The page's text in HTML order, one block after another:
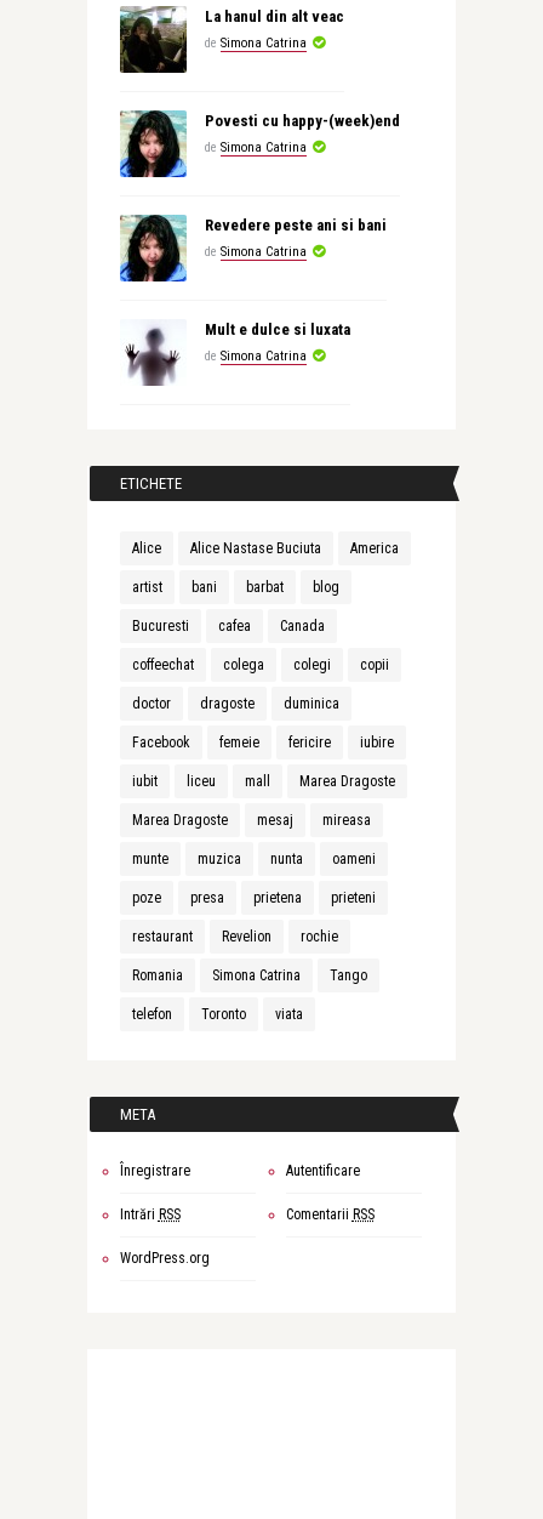
La hanul din alt veac
de Simona Catrina
Povesti cu happy-(week)end
de Simona Catrina
Revedere peste ani si bani
de Simona Catrina
Mult e dulce si luxata
de Simona Catrina
ETICHETE
Alice Alice Nastase Buciuta America
artist bani barbat blog
Bucuresti cafea Canada
coffeechat colega colegi copii
doctor dragoste duminica
Facebook femeie fericire iubire
iubit liceu mall Marea Dragoste
Marea Dragoste mesaj mireasa
munte muzica nunta oameni
poze presa prietena prieteni
restaurant Revelion rochie
Romania Simona Catrina Tango
telefon Toronto viata
META
Înregistrare Autentificare
Intrări RSS Comentarii RSS
WordPress.org